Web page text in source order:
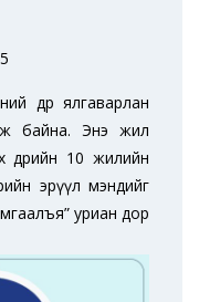
өдөр ялгаварлан
байна. Энэ жил
өдрийн 10 жилийн
эрүүл мэндийг
уриан дор